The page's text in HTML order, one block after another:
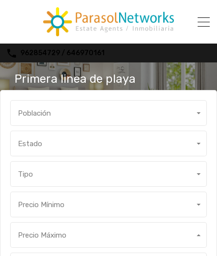
962854729 / 646970161
Primera linea de playa
Población
Estado
Tipo
Precio Mínimo
Precio Máximo